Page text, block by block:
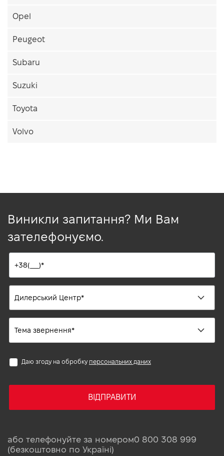
Opel
Peugeot
Subaru
Suzuki
Toyota
Volvo
Виникли запитання? Ми Вам
зателефонуємо.
Даю згоду на обробку персональних даних
ВІДПРАВИТИ
або телефонуйте за номером0 800 308 999
(безкоштовно по Україні)